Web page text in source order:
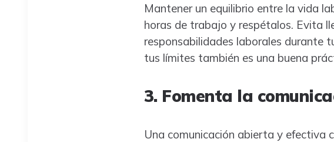
Mantener un equilibrio entre la vida
horas de trabajo y respétalos. Evita
responsabilidades laborales durante
tus límites también es una buena
3. Fomenta la
Una comunicación abierta y efectiva